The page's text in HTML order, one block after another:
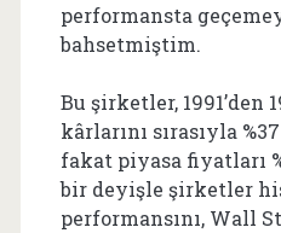
performansta
bahsetmiştim.
Bu şirketler, 1991’den
kârlarını sırasıyla
fakat piyasa fiyatları
bir deyişle şirketler
performansını, Wall